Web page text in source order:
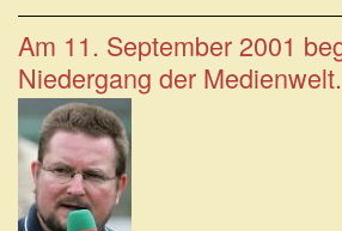
Rammer:
Viele
hören
die
Lügen,
spüren
die
Heuchelei
Am 11. September 2001
Niedergang der Medienwelt.